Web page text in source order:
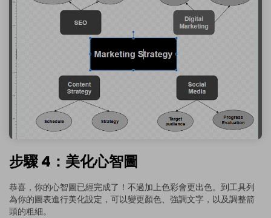
步驟 4：美化心智圖
恭喜，你的心智圖已經完成了！不過加上色彩會更出色。到工具列
為你的圖表進行美化設定，可以變更顏色、強調文字，以及調整箭
頭的粗細。